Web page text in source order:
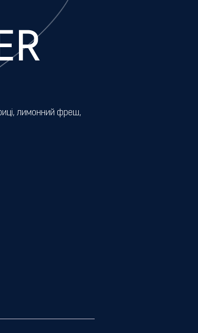
лимонний фреш,